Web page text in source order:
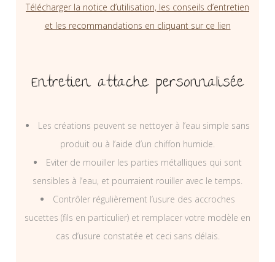
Télécharger la notice d’utilisation, les conseils d’entretien
et les recommandations en cliquant sur ce lien
Entretien attache personnalisée
Les créations peuvent se nettoyer à l’eau simple sans
produit ou à l’aide d’un chiffon humide.
Eviter de mouiller les parties métalliques qui sont
sensibles à l’eau, et pourraient rouiller avec le temps.
Contrôler régulièrement l’usure des accroches
sucettes (fils en particulier) et remplacer votre modèle en
cas d’usure constatée et ceci sans délais.